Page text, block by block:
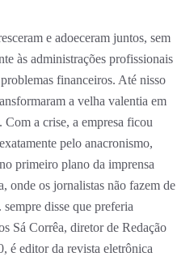
e adoeceram juntos, sem
às administrações profissionais
financeiros. Até nisso
a velha valentia em
a crise, a empresa ficou
pelo anacronismo,
primeiro plano da imprensa
onde os jornalistas não fazem de
disse que preferia
Sá Corrêa, diretor de Redação
é editor da revista eletrônica